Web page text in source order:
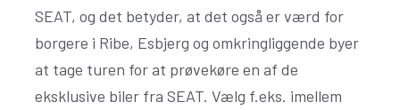
SEAT, og det betyder, at det også er værd for
borgere i Ribe, Esbjerg og omkringliggende byer
at tage turen for at prøvekøre en af de
eksklusive biler fra SEAT. Vælg f.eks. imellem